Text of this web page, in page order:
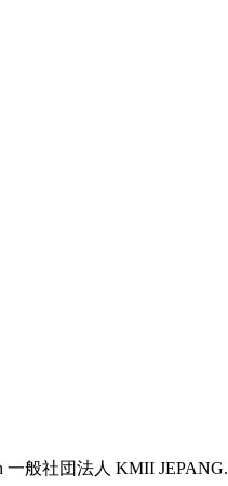
一般社団法人 KMII JEPANG.